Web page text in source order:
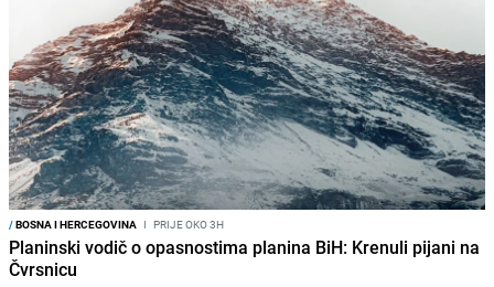
/BOSNA I HERCEGOVINA I PRIJE OKO 3H
Planinski vodič o opasnostima planina BiH: Krenuli pijani na
Čvrsnicu